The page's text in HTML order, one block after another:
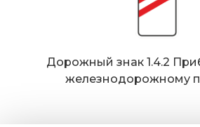
Дорожный знак 1.4.2
железнодорожному